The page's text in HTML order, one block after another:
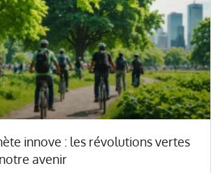
innove : les révolutions vertes
avenir